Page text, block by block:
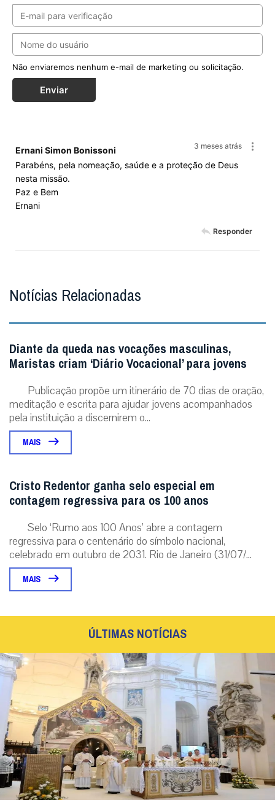
Não enviaremos nenhum e-mail de marketing ou solicitação.
Enviar
3 meses atrás
Ernani Simon Bonissoni
Parabéns, pela nomeação, saúde e a proteção de Deus
nesta missão.
Paz e Bem
Ernani
Responder
Notícias Relacionadas
Diante da queda nas vocações masculinas,
Maristas criam ‘Diário Vocacional’ para jovens
Publicação propõe um itinerário de 70 dias de oração,
meditação e escrita para ajudar jovens acompanhados
pela instituição a discernirem o...
MAIS
Cristo Redentor ganha selo especial em
contagem regressiva para os 100 anos
Selo ‘Rumo aos 100 Anos’ abre a contagem
regressiva para o centenário do símbolo nacional,
celebrado em outubro de 2031. Rio de Janeiro (31/07/...
MAIS
ÚLTIMAS NOTÍCIAS